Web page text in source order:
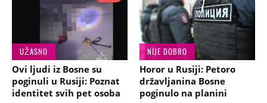
UŽASNO
Ovi ljudi iz Bosne su
poginuli u Rusiji: Poznat
identitet svih pet osoba
NIJE DOBRO
Horor u Rusiji: Petoro
državljanina Bosne
poginulo na planini